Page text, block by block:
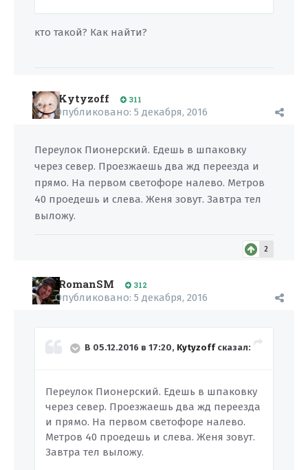
кто такой? Как найти?
Kytyzoff 311
Опубликовано: 5 декабря, 2016
Переулок Пионерский. Едешь в шпаковку
через север. Проезжаешь два жд переезда и
прямо. На первом светофоре налево. Метров
40 проедешь и слева. Женя зовут. Завтра тел
выложу.
2
RomanSM 312
Опубликовано: 5 декабря, 2016
В 05.12.2016 в 17:20, Kytyzoffсказал:
Переулок Пионерский. Едешь в шпаковку
через север. Проезжаешь два жд переезда
и прямо. На первом светофоре налево.
Метров 40 проедешь и слева. Женя зовут.
Завтра тел выложу.